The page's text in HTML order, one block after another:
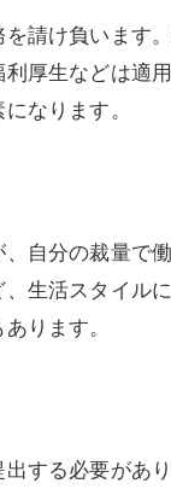
請け負います
厚生などは適
なります。
自分の裁量
生活スタイ
ります。
する必要があ